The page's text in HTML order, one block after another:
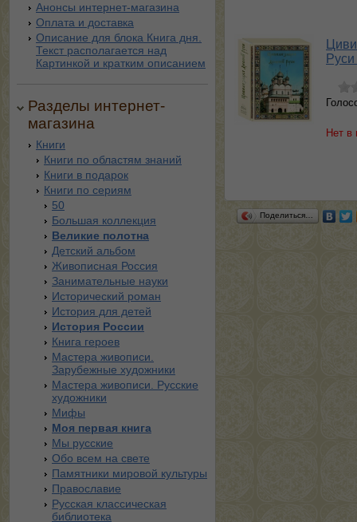
Анонсы интернет-магазина
Оплата и доставка
Описание для блока Книга дня.
Текст располагается над
Картинкой и кратким описанием
Разделы интернет-
магазина
Книги
Книги по областям знаний
Книги в подарок
Книги по сериям
50
Большая коллекция
Великие полотна
Детский альбом
Живописная Россия
Занимательные науки
Исторический роман
История для детей
История России
Книга героев
Мастера живописи.
Зарубежные художники
Мастера живописи. Русские
художники
Мифы
Моя первая книга
Мы русские
Обо всем на свете
Памятники мировой культуры
Православие
Русская классическая
библиотека
Нет в
Поделиться…